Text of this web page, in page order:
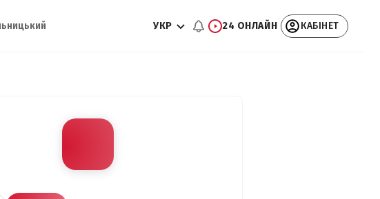
УКР 24 ОНЛАЙН КАБІНЕТ